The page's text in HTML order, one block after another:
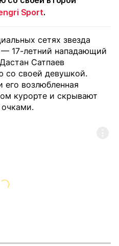
Sport.
сетях звезда
— 17-летний нападающий
Сатпаев
со своей девушкой.
возлюбленная
курорте и скрывают